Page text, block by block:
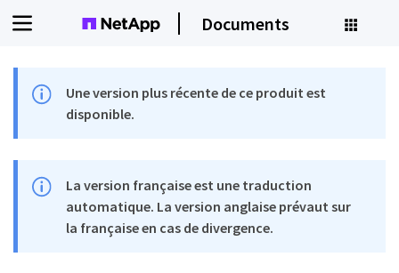
Documents
Une version plus récente de ce produit est
disponible.
La version française est une traduction
automatique. La version anglaise prévaut sur
la française en cas de divergence.